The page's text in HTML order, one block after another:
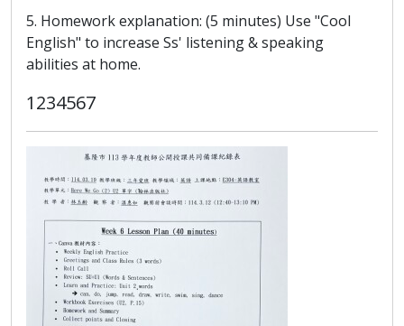
5. Homework explanation: (5 minutes) Use "Cool
English" to increase Ss' listening & speaking
abilities at home.
1234567